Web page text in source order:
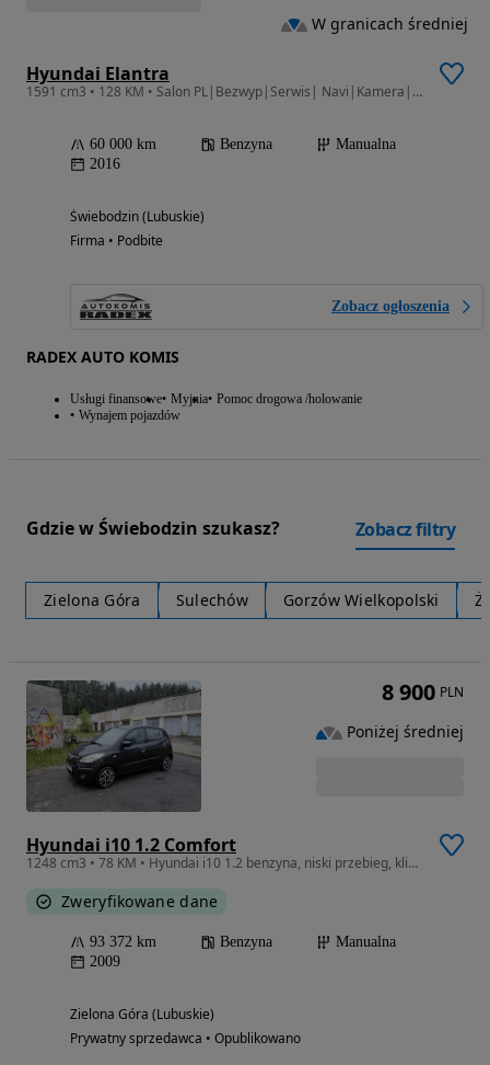
Hyundai Elantra
1591 cm3 • 128 KM • Salon PL|Bezwyp|Serwis| Navi|Kamera|LED|Klimatronic|2xPark|6 Bieg|
60 000 km Benzyna
Manualna
2016
Świebodzin (Lubuskie)
Firma • Podbite
Zobacz ogłoszenia
RADEX AUTO KOMIS
Usługi finansowe Myjnia Pomoc drogowa /holowanie
Wynajem pojazdów
W granicach średniej
Gdzie w Świebodzin szukasz? Zobacz filtry
Zielona Góra Sulechów Gorzów Wielkopolski
Hyundai i10 1.2 Comfort
1248 cm3 • 78 KM • Hyundai i10 1.2 benzyna, niski przebieg, klima sprawna, ważne opłaty
Zweryfikowane dane
93 372 km Benzyna
Manualna
2009
Zielona Góra (Lubuskie)
Prywatny sprzedawca • Opublikowano
8 900 PLN
Poniżej średniej